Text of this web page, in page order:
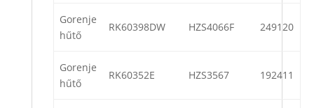
Gorenje
hűtő
RK60398DW HZS4066F 249120
Gorenje
hűtő
RK60352E HZS3567 192411